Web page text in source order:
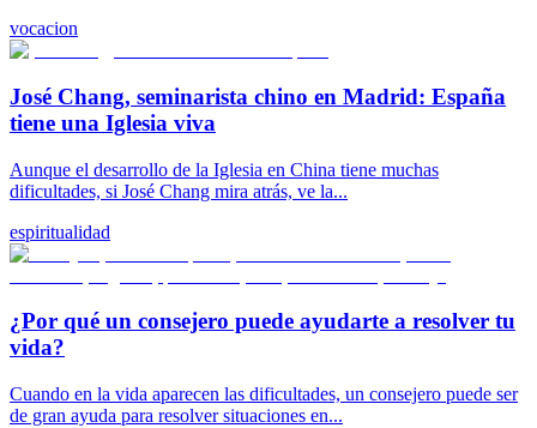
vocacion
José Chang, seminarista chino en Madrid: España
tiene una Iglesia viva
Aunque el desarrollo de la Iglesia en China tiene muchas
dificultades, si José Chang mira atrás, ve la...
espiritualidad
¿Por qué un consejero puede ayudarte a resolver tu
vida?
Cuando en la vida aparecen las dificultades, un consejero puede ser
de gran ayuda para resolver situaciones en...